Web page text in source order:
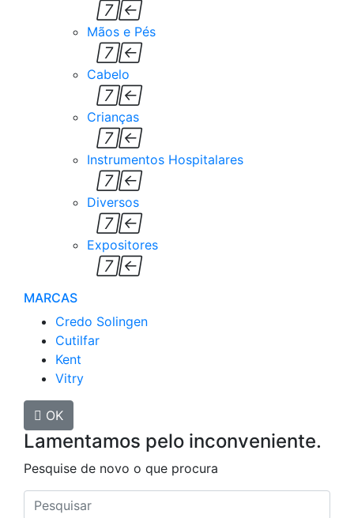

Mãos e Pés

Cabelo

Crianças

Instrumentos Hospitalares

Diversos

Expositores

MARCAS
Credo Solingen
Cutilfar
Kent
Vitry
 OK
Lamentamos pelo inconveniente.
Pesquise de novo o que procura
Pesquisar